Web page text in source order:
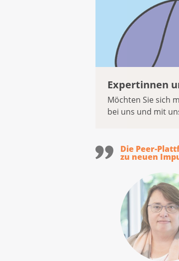
Expertinnen
Möchten Sie sich
bei uns und mit
Die Peer-
zu neuen